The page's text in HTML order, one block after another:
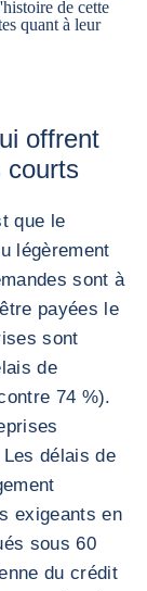
de cette
quant à leur
offrent
courts
que le
légèrement
sont à
payées le
sont
de
74 %).
délais de
exigeants en
sous 60
du crédit